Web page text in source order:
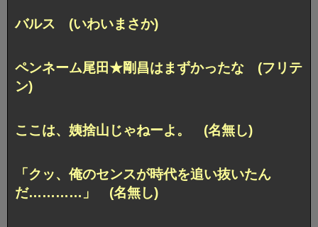
バルス (いわいまさか)
ペンネーム尾田★剛昌はまずかったな (フリテ
ン)
ここは、姨捨山じゃねーよ。 (名無し)
「クッ、俺のセンスが時代を追い抜いたん
だ…………」 (名無し)